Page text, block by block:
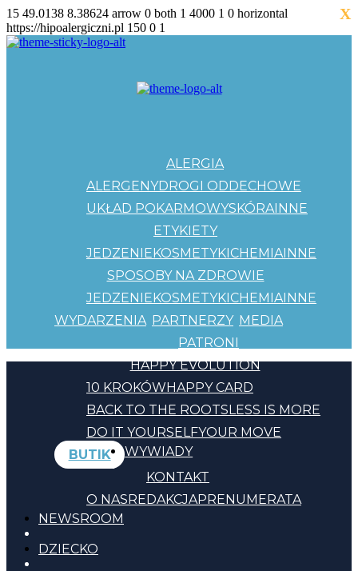
15 49.0138 8.38624 arrow 0 both 1 4000 1 0 horizontal
https://hipoalergiczni.pl 150 0 1
ALERGIA
ALERGENYDROGI ODDECHOWE
UKŁAD POKARMOWYSKÓRAINNE
ETYKIETY
JEDZENIEKOSMETYKICHEMIAINNE
SPOSOBY NA ZDROWIE
JEDZENIEKOSMETYKICHEMIAINNE
WYDARZENIA PARTNERZY
PATRONI
MEDIA
HAPPY EVOLUTION
10 KROKÓWHAPPY CARD
BACK TO THE ROOTSLESS IS MORE
DO IT YOURSELFYOUR MOVE
BUTIK
KONTAKT
O NASREDAKCJAPRENUMERATA
WYWIADY
NEWSROOM
DZIECKO
X